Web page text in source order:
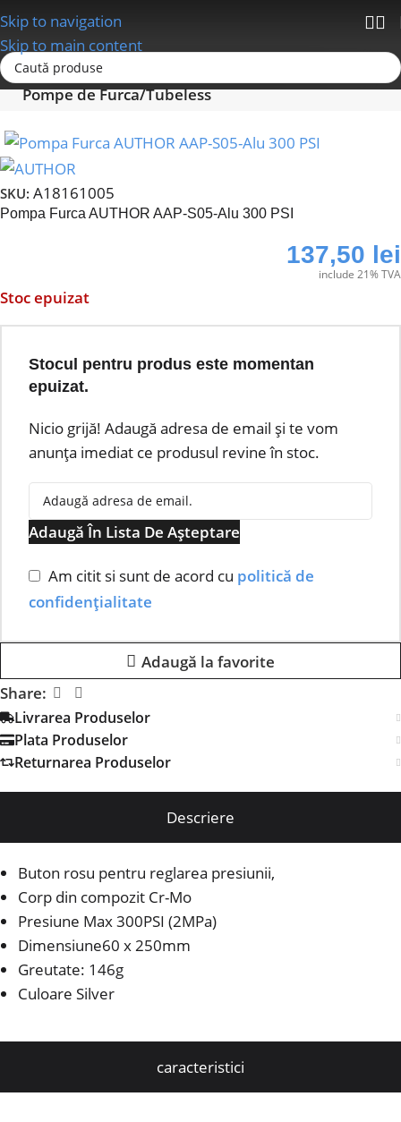
Skip to navigation
Skip to main content
Prima pagină
Pompe de Furca/Tubeless
SKU: A18161005
Pompa Furca AUTHOR AAP-S05-Alu 300 PSI
137,50 lei
include 21% TVA
Stoc epuizat
Stocul pentru produs este momentan
epuizat.
Nicio grijă! Adaugă adresa de email și te vom
anunța imediat ce produsul revine în stoc.
Adaugă În Lista De Așteptare
Am citit si sunt de acord cu politică de
confidențialitate
Adaugă la favorite
Share:
Livrarea Produselor
Plata Produselor
Returnarea Produselor
Descriere
Buton rosu pentru reglarea presiunii,
Corp din compozit Cr-Mo
Presiune Max 300PSI (2MPa)
Dimensiune60 x 250mm
Greutate: 146g
Culoare Silver
caracteristici